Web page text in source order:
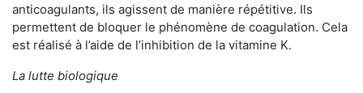
anticoagulants, ils agissent de manière répétitive. Ils
permettent de bloquer le phénomène de coagulation. Cela
est réalisé à l’aide de l’inhibition de la vitamine K.
La lutte biologique